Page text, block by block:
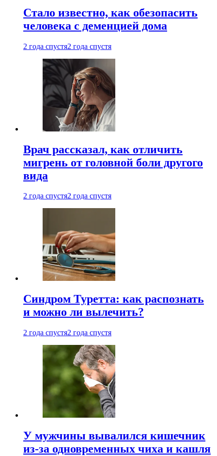
Стало известно, как обезопасить
человека с деменцией дома
2 года спустя2 года спустя
Врач рассказал, как отличить
мигрень от головной боли другого
вида
2 года спустя2 года спустя
Синдром Туретта: как распознать
и можно ли вылечить?
2 года спустя2 года спустя
У мужчины вывалился кишечник
из-за одновременных чиха и кашля